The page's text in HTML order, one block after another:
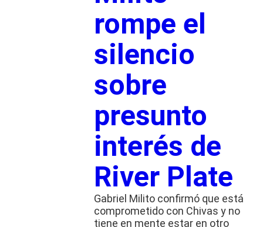
rompe el
silencio
sobre
presunto
interés de
River Plate
Gabriel Milito confirmó que está
comprometido con Chivas y no
tiene en mente estar en otro